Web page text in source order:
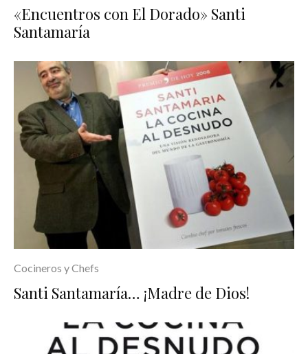
«Encuentros con El Dorado» Santi
Santamaría
Cocineros y Chefs
Santi Santamaría… ¡Madre de Dios!